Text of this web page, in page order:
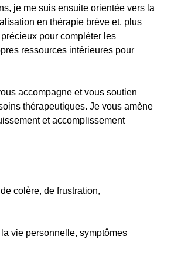
je me suis ensuite orientée vers la
en thérapie brève et, plus
pour compléter les
ressources intérieures pour
accompagne et vous soutien
thérapeutiques. Je vous amène
et accomplissement
colère, de frustration,
vie personnelle, symptômes